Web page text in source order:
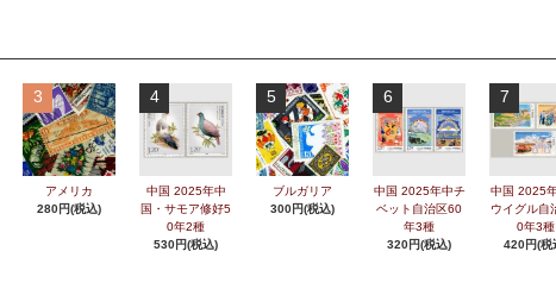
3
アメリカ
280円(税込)
4
中国 2025年中
国・サモア修好5
0年2種
530円(税込)
5
ブルガリア
300円(税込)
6
中国 2025年中チ
ベット自治区60
年3種
320円(税込)
7
中国 2025
ウイグル自
0年3種
420円(税